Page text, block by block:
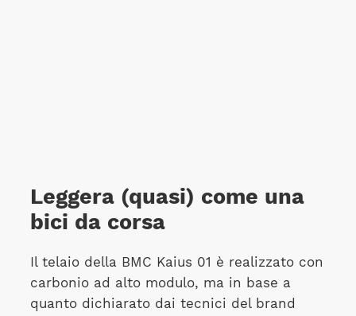
Leggera (quasi) come una
bici da corsa
Il telaio della BMC Kaius 01 è realizzato con
carbonio ad alto modulo, ma in base a
quanto dichiarato dai tecnici del brand